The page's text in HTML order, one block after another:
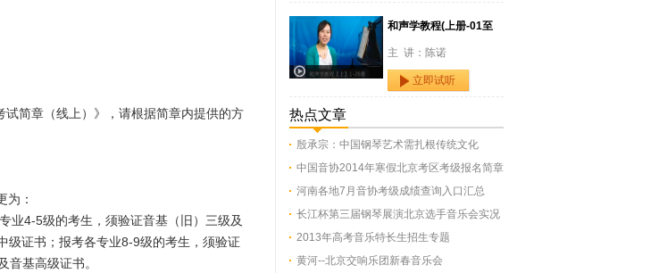
简章（线上）》，请根据简章内提供的方
为：
业4-5级的考生，须验证音基（旧）三级及
级证书；报考各专业8-9级的考生，须验证
基高级证书。
和声学教程(上册-01至
主 讲：陈诺
立即试听
热点文章
殷承宗：中国钢琴艺术需扎根传统文化
中国音协2014年寒假北京考区考级报名简章
河南各地7月音协考级成绩查询入口汇总
长江杯第三届钢琴展演北京选手音乐会实况
2013年高考音乐特长生招生专题
黄河--北京交响乐团新春音乐会